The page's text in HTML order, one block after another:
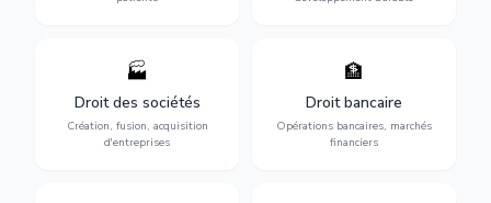
🏭
Droit des sociétés
Création, fusion, acquisition
d'entreprises
Structuration de votre
société : création, fusion-
acquisition, gouvernance et
restructuration.
🏦
Droit bancaire
Opérations bancaires, marchés
financiers
Gestion de vos opérations
financières : contentieux
bancaire, investissements et
régulation.